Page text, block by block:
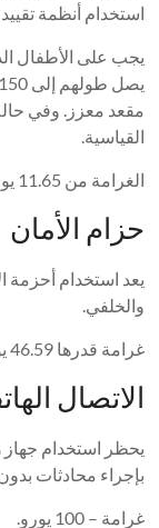
استخدام أنظمة
مقعد معزز. وفي
القياسية.
الغرامة من 11.65 يورو إلى 58.23 يورو.
حزام الأمان
يعد استخدام أحزمة
والخلفي.
غرامة قدرها 46.59 يورو لكل راكب لا يرتدي حزام الأمان.
الاتصال
يحظر استخدام
بإجراء محادثات بدون
غرامة – 100 يورو.